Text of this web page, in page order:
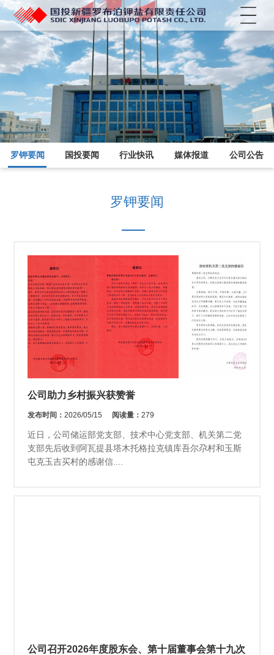
菜单
罗钾要闻 国投要闻 行业快讯 媒体报道 公司公告
罗钾要闻
公司助力乡村振兴获赞誉
发布时间：2026/05/15 阅读量：279
近日，公司储运部党支部、技术中心党支部、机关第二党
支部先后收到阿瓦提县塔木托格拉克镇库吾尔尕村和玉斯
屯克玉吉买村的感谢信....
公司召开2026年度股东会、第十届董事会第十九次